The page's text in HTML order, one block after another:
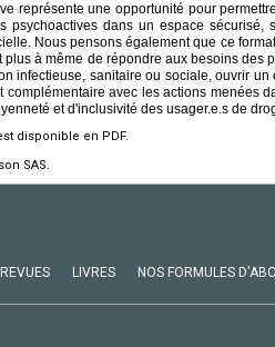
représente une opportunité pour
psychoactives dans un espace sécurisé,
Nous pensons également que ce
plus à même de répondre aux besoins des
infectieuse, sanitaire ou sociale, ouvrir
complémentaire avec les actions menées
et d'inclusivité des usager.e.s de
disponible en PDF.
SAS.
REVUES LIVRES NOS FORMULES